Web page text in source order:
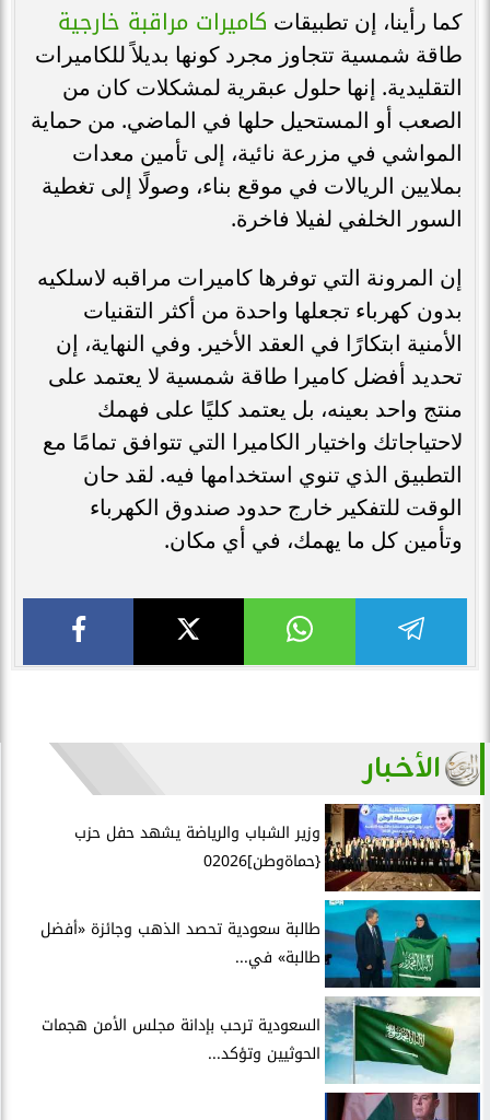
كما رأينا، إن تطبيقات كاميرات مراقبة خارجية
طاقة شمسية تتجاوز مجرد كونها بديلاً للكاميرات
التقليدية. إنها حلول عبقرية لمشكلات كان من
الصعب أو المستحيل حلها في الماضي. من حماية
المواشي في مزرعة نائية، إلى تأمين معدات
بملايين الريالات في موقع بناء، وصولًا إلى تغطية
السور الخلفي لفيلا فاخرة.
إن المرونة التي توفرها كاميرات مراقبه لاسلكيه
بدون كهرباء تجعلها واحدة من أكثر التقنيات
الأمنية ابتكارًا في العقد الأخير. وفي النهاية، إن
تحديد أفضل كاميرا طاقة شمسية لا يعتمد على
منتج واحد بعينه، بل يعتمد كليًا على فهمك
لاحتياجاتك واختيار الكاميرا التي تتوافق تمامًا مع
التطبيق الذي تنوي استخدامها فيه. لقد حان
الوقت للتفكير خارج حدود صندوق الكهرباء
وتأمين كل ما يهمك، في أي مكان.
الأخبار
وزير الشباب والرياضة يشهد حفل حزب
{حماةوطن]02026
طالبة سعودية تحصد الذهب وجائزة «أفضل
طالبة» في...
السعودية ترحب بإدانة مجلس الأمن هجمات
الحوثيين وتؤكد...